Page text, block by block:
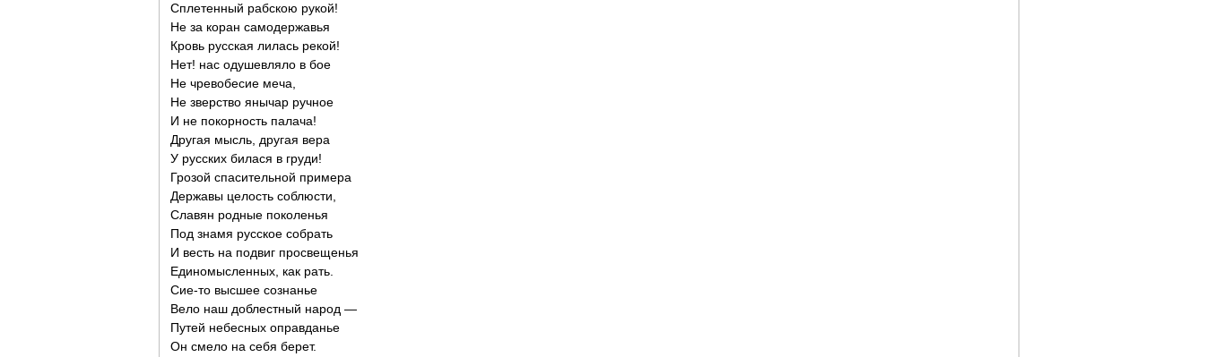
Сплетенный рабскою рукой!
Не за коран самодержавья
Кровь русская лилась рекой!
Нет! нас одушевляло в бое
Не чревобесие меча,
Не зверство янычар ручное
И не покорность палача!
Другая мысль, другая вера
У русских билася в груди!
Грозой спасительной примера
Державы целость соблюсти,
Славян родные поколенья
Под знамя русское собрать
И весть на подвиг просвещенья
Единомысленных, как рать.
Сие-то высшее сознанье
Вело наш доблестный народ —
Путей небесных оправданье
Он смело на себя берет.